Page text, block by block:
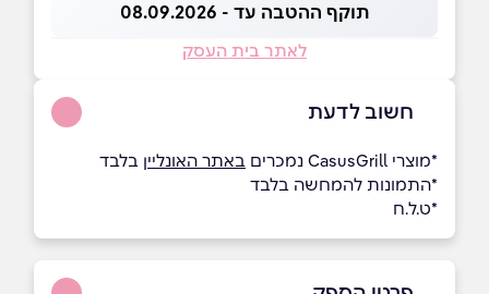
תוקף ההטבה עד - 08.09.2026
לאתר בית העסק
חשוב לדעת
*מוצרי CasusGrill נמכרים באתר האונליין בלבד
*התמונות להמחשה בלבד
*ט.ל.ח